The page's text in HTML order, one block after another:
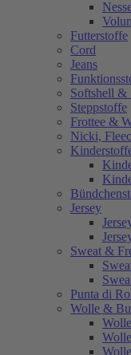
Futterstoffe
Cord
Jeans
Softshell &
Steppstoffe
Frottee &
Nicki,
Jersey
Sweat &
Punta di
Wolle &